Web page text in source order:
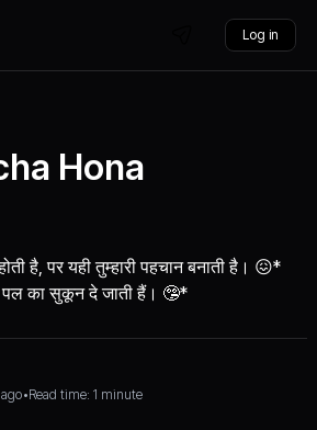
Log in
Hona
है, पर यही तुम्हारी पहचान बनाती है। 😖*
पल का सुकून दे जाती हैं। 🤥*
•Read time: 1 minute